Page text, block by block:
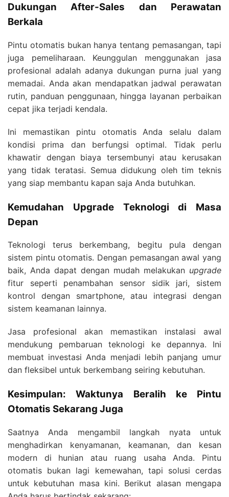
Dukungan After-Sales dan Perawatan
Berkala
Pintu otomatis bukan hanya tentang pemasangan, tapi
juga pemeliharaan. Keunggulan menggunakan jasa
profesional adalah adanya dukungan purna jual yang
memadai. Anda akan mendapatkan jadwal perawatan
rutin, panduan penggunaan, hingga layanan perbaikan
cepat jika terjadi kendala.
Ini memastikan pintu otomatis Anda selalu dalam
kondisi prima dan berfungsi optimal. Tidak perlu
khawatir dengan biaya tersembunyi atau kerusakan
yang tidak teratasi. Semua didukung oleh tim teknis
yang siap membantu kapan saja Anda butuhkan.
Kemudahan Upgrade Teknologi di Masa
Depan
Teknologi terus berkembang, begitu pula dengan
sistem pintu otomatis. Dengan pemasangan awal yang
baik, Anda dapat dengan mudah melakukan upgrade
fitur seperti penambahan sensor sidik jari, sistem
kontrol dengan smartphone, atau integrasi dengan
sistem keamanan lainnya.
Jasa profesional akan memastikan instalasi awal
mendukung pembaruan teknologi ke depannya. Ini
membuat investasi Anda menjadi lebih panjang umur
dan fleksibel untuk berkembang seiring kebutuhan.
Kesimpulan: Waktunya Beralih ke Pintu
Otomatis Sekarang Juga
Saatnya Anda mengambil langkah nyata untuk
menghadirkan kenyamanan, keamanan, dan kesan
modern di hunian atau ruang usaha Anda. Pintu
otomatis bukan lagi kemewahan, tapi solusi cerdas
untuk kebutuhan masa kini. Berikut alasan mengapa